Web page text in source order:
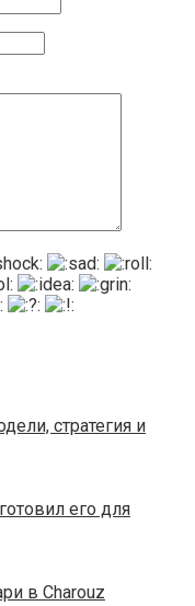
стратегия и
его для
в Charouz